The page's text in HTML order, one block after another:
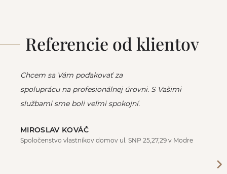
Referencie od klientov
Chcem sa Vám poďakovať za
spoluprácu na profesionálnej úrovni. S Vašimi
službami sme boli veľmi spokojní.
MIROSLAV KOVÁČ
Spoločenstvo vlastníkov domov ul. SNP 25,27,29 v Modre